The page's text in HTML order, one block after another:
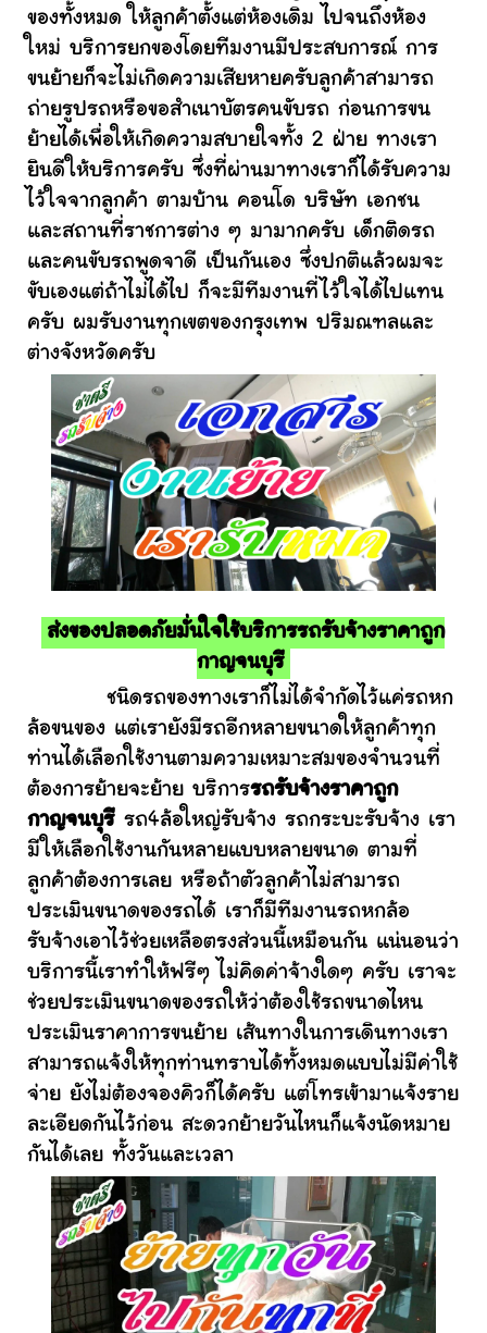
ของทั้งหมด ให้ลูกค้าตั้งแต่ห้องเดิม ไปจนถึงห้อง
ใหม่ บริการยกของโดยทีมงานมีประสบการณ์ การ
ขนย้ายก็จะไม่เกิดความเสียหายครับลูกค้าสามารถ
ถ่ายรูปรถหรือขอสำเนาบัตรคนขับรถ ก่อนการขน
ย้ายได้เพื่อให้เกิดความสบายใจทั้ง 2 ฝ่าย ทางเรา
ยินดีให้บริการครับ ซึ่งที่ผ่านมาทางเราก็ได้รับความ
ไว้ใจจากลูกค้า ตามบ้าน คอนโด บริษัท เอกชน
และสถานที่ราชการต่าง ๆ มามากครับ เด็กติดรถ
และคนขับรถพูดจาดี เป็นกันเอง ซึ่งปกติแล้วผมจะ
ขับเองแต่ถ้าไม่ได้ไป ก็จะมีทีมงานที่ไว้ใจได้ไปแทน
ครับ ผมรับงานทุกเขตของกรุงเทพ ปริมณฑลและ
ต่างจังหวัดครับ
ส่งของปลอดภัยมั่นใจใช้บริการรถรับจ้างราคาถูก
กาญจนบุรี
ชนิดรถของทางเราก็ไม่ได้จำกัดไว้แค่รถหก
ล้อขนของ แต่เรายังมีรถอีกหลายขนาดให้ลูกค้าทุก
ท่านได้เลือกใช้งานตามความเหมาะสมของจำนวนที่
ต้องการย้ายจะย้าย บริการรถรับจ้างราคาถูก
กาญจนบุรี รถ4ล้อใหญ่รับจ้าง รถกระบะรับจ้าง เรา
มีให้เลือกใช้งานกันหลายแบบหลายขนาด ตามที่
ลูกค้าต้องการเลย หรือถ้าตัวลูกค้าไม่สามารถ
ประเมินขนาดของรถได้ เราก็มีทีมงานรถหกล้อ
รับจ้างเอาไว้ช่วยเหลือตรงส่วนนี้เหมือนกัน แน่นอนว่า
บริการนี้เราทำให้ฟรีๆ ไม่คิดค่าจ้างใดๆ ครับ เราจะ
ช่วยประเมินขนาดของรถให้ว่าต้องใช้รถขนาดไหน
ประเมินราคาการขนย้าย เส้นทางในการเดินทางเรา
สามารถแจ้งให้ทุกท่านทราบได้ทั้งหมดแบบไม่มีค่าใช้
จ่าย ยังไม่ต้องจองคิวก็ได้ครับ แต่โทรเข้ามาแจ้งราย
ละเอียดกันไว้ก่อน สะดวกย้ายวันไหนก็แจ้งนัดหมาย
กันได้เลย ทั้งวันและเวลา